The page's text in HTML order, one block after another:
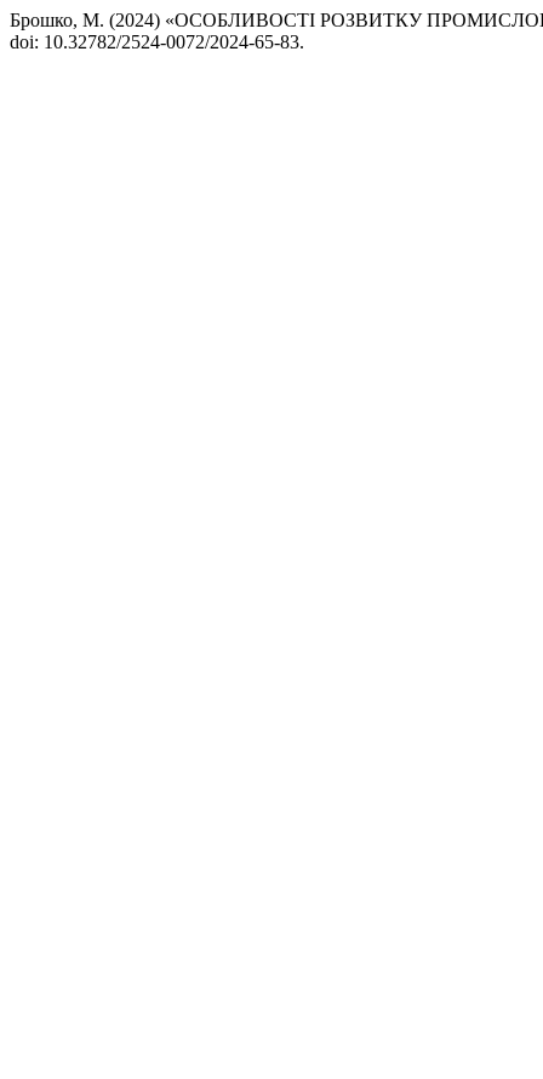
Брошко, М. (2024) «ОСОБЛИВОСТІ РОЗВИТКУ
doi: 10.32782/2524-0072/2024-65-83.